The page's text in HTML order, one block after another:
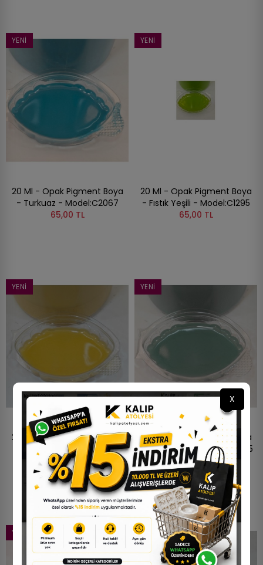
YENI
20 Ml - Opak Pigment Boya
- Turkuaz - Model:C2067
65,00 TL
YENI
20 Ml - Opak Pigment Boya
- Fıstık Yeşili - Model:C1295
65,00 TL
YENI
20 Ml - Opak Pigment Boya
- Sarı - Model:C0359
65,00 TL
YENI
20 Ml - Opak Pigment Boya
- Asker Yeşili - Model:C6075
65,00 TL
YENI YENI
X